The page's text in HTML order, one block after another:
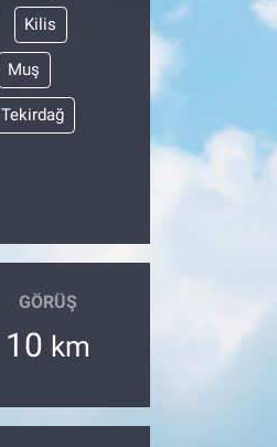
Kilis
Muş
Tekirdağ
GÖRÜŞ
10 km